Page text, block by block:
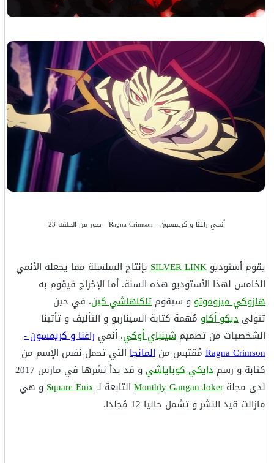
أنمي راغنا و كريمسون - Ragna Crimson - صور من الحلقة 23
يقوم أستوديو SILVER LINK بإنتاج السلسلة مما يجعله الأنمي
الخامس لهذا الأستوديو هذه السنة. أما الإخراج فيقوم به
هازوكي ميزوموتو و سيقوم تاكاهاشي كين. في حين
تتولى ديكو أكاو مُهمة كتابة السيناريو و التأليف و تأتينا
الشخصيات من تصميم شينباي أوكي. أنمي راغنا و كريمسون -
Ragna Crimson مُقتبس من المانجا التي تحمل نفس الإسم من
كتابة و رسم دايكي كوباياشي
و قد بدأ نشرها في مارس 2017
لدى مجلة Monthly Gangan Joker التابعة لـSquare Enixو هي
مازالت قيد النشر و تشمل حاليا 12 مُجلدا.